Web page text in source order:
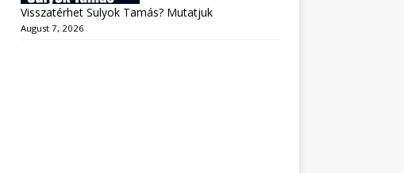
Visszatérhet Sulyok Tamás? Mutatjuk
August 7, 2026